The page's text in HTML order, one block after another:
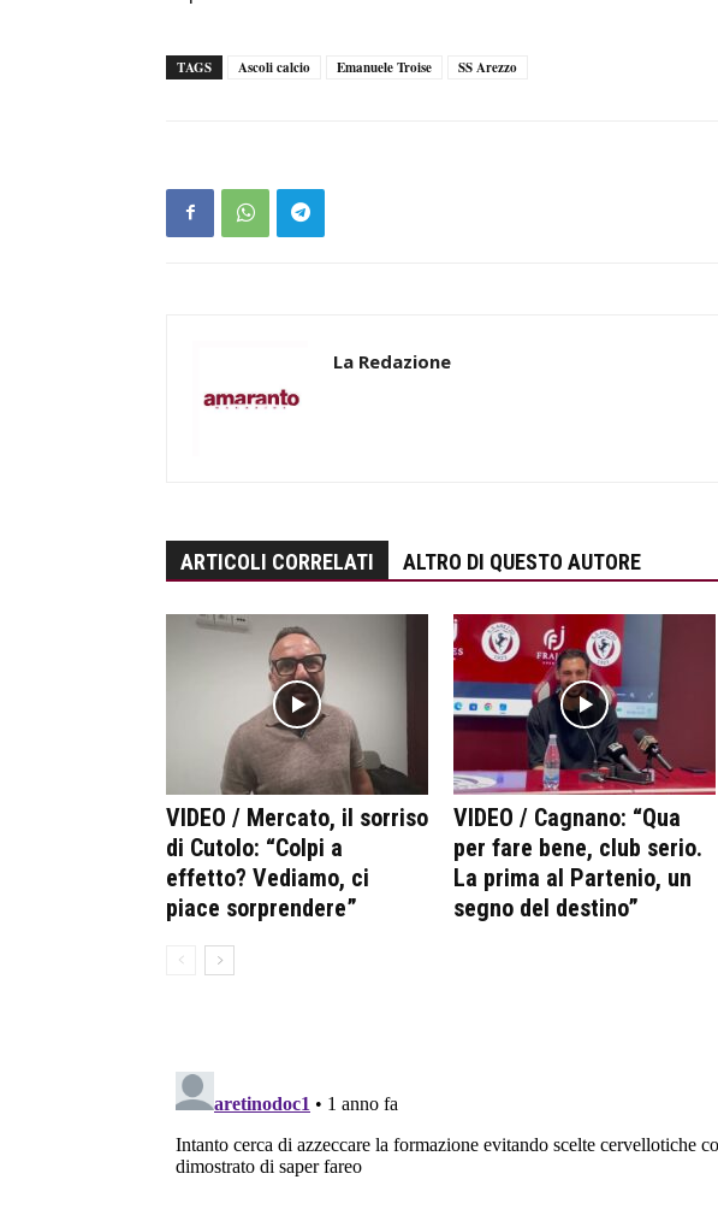
TAGS Ascoli calcio Emanuele Troise SS Arezzo
La Redazione
ARTICOLI CORRELATI ALTRO DI QUESTO AUTORE
VIDEO / Mercato, il sorriso
di Cutolo: “Colpi a
effetto? Vediamo, ci
piace sorprendere”
VIDEO / Cagnano: “Qua
per fare bene, club serio.
La prima al Partenio, un
segno del destino”